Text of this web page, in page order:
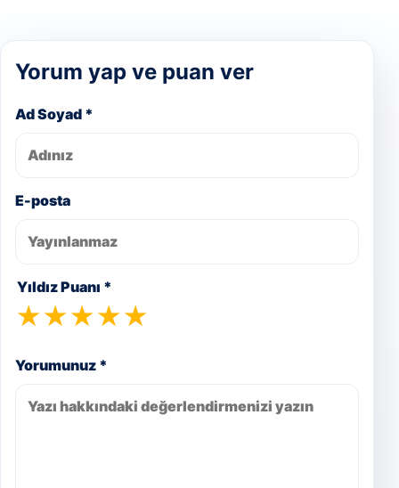
Yorum yap ve puan ver
Ad Soyad *
E-posta
Yıldız Puanı *
★
★
★
★
★
Yorumunuz *